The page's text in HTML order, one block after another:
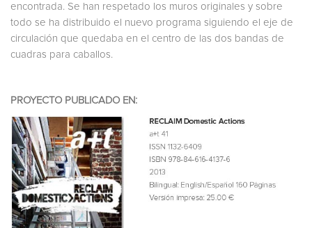
encontrada. Se han respetado los muros originales y sobre
todo se ha distribuido el nuevo programa siguiendo el eje de
circulación que quedaba en el centro de las dos bandas de
cuadras para caballos.
PROYECTO PUBLICADO EN: